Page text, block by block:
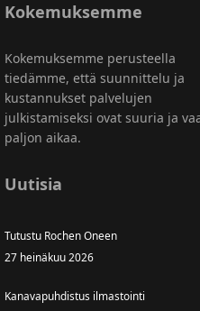
Kokemuksemme
Kokemuksemme perusteella
tiedämme, että suunnittelu ja
kustannukset palvelujen
julkistamiseksi ovat suuria ja
paljon aikaa.
Uutisia
Tutustu Rochen Oneen
27 heinäkuu 2026
Kanavapuhdistus ilmastointi